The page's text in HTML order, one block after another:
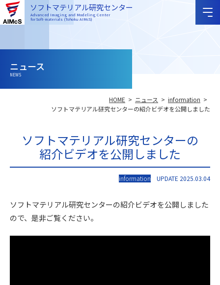
ソフトマテリアル研究センター
Advanced Imaging and Modeling Center
for Soft-materials (Tohoku AIMcS)
ニュース
NEWS
HOME ニュース
information
ソフトマテリアル研究センターの紹介ビデオを公開しました
ソフトマテリアル研究センターの
紹介ビデオを公開しました
information UPDATE 2025.03.04
ソフトマテリアル研究センターの紹介ビデオを公開しました
ので、是非ご覧ください。